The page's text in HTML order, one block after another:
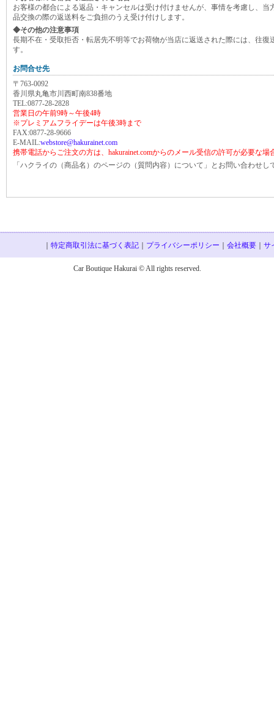
お客様の都合による返品・キャンセルは受け付けませんが、事情を考慮し、
品交換の際の返送料をご負担のうえ受け付けします。
◆その他の注意事項
長期不在・受取拒否・転居先不明等でお荷物が当店に返送された際には、往復
す。
お問合せ先
〒763-0092
香川県丸亀市川西町南838番地
TEL:0877-28-2828
営業日の午前9時～午後4時
※プレミアムフライデーは午後3時まで
FAX:0877-28-9666
E-MAIL:webstore@hakurainet.com
携帯電話からご注文の方は、hakurainet.comからのメール受信の許可が必要な場
「ハクライの（商品名）のページの（質問内容）について」とお問い合わせし
特定商取引法に基づく表記 プライバシーポリシー 会社概要 サ
Car Boutique Hakurai © All rights reserved.